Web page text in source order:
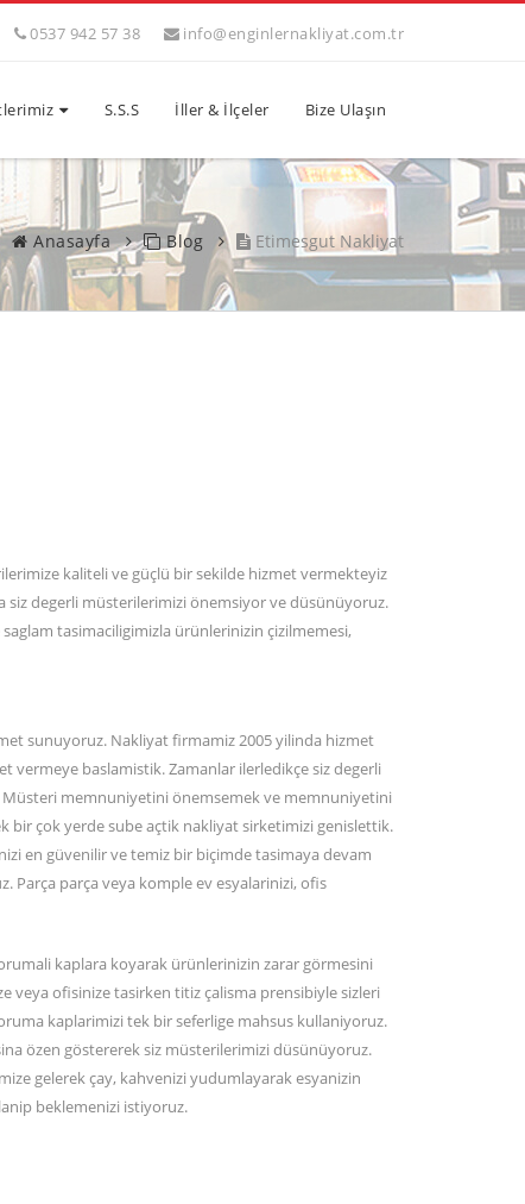
0537 942 57 38 info@enginlernakliyat.com.tr
S.S.S İller & İlçeler Bize Ulaşın
Anasayfa Blog Etimesgut Nakliyat
kaliteli ve güçlü bir sekilde hizmet vermekteyiz
siz degerli müsterilerimizi önemsiyor ve düsünüyoruz.
tasimaciligimizla ürünlerinizin çizilmemesi,
sunuyoruz. Nakliyat firmamiz 2005 yilinda hizmet
vermeye baslamistik. Zamanlar ilerledikçe siz degerli
memnuniyetini önemsemek ve memnuniyetini
bir çok yerde sube açtik nakliyat sirketimizi genislettik.
en güvenilir ve temiz bir biçimde tasimaya devam
Parça parça veya komple ev esyalarinizi, ofis
kaplara koyarak ürünlerinizin zarar görmesini
veya ofisinize tasirken titiz çalisma prensibiyle sizleri
kaplarimizi tek bir seferlige mahsus kullaniyoruz.
özen göstererek siz müsterilerimizi düsünüyoruz.
gelerek çay, kahvenizi yudumlayarak esyanizin
beklemenizi istiyoruz.